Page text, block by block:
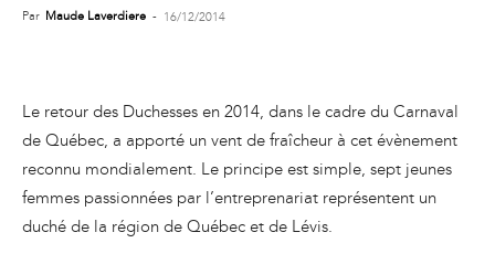
Par Maude Laverdiere - 16/12/2014
Le retour des Duchesses en 2014, dans le cadre du Carnaval
de Québec, a apporté un vent de fraîcheur à cet évènement
reconnu mondialement. Le principe est simple, sept jeunes
femmes passionnées par l’entreprenariat représentent un
duché de la région de Québec et de Lévis.